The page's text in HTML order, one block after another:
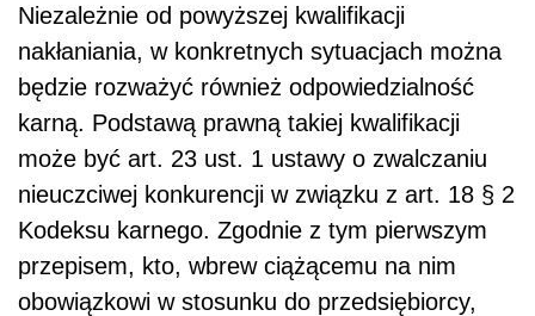
Niezależnie od powyższej kwalifikacji
nakłaniania, w konkretnych sytuacjach można
będzie rozważyć również odpowiedzialność
karną. Podstawą prawną takiej kwalifikacji
może być art. 23 ust. 1 ustawy o zwalczaniu
nieuczciwej konkurencji w związku z art. 18 § 2
Kodeksu karnego. Zgodnie z tym pierwszym
przepisem, kto, wbrew ciążącemu na nim
obowiązkowi w stosunku do przedsiębiorcy,